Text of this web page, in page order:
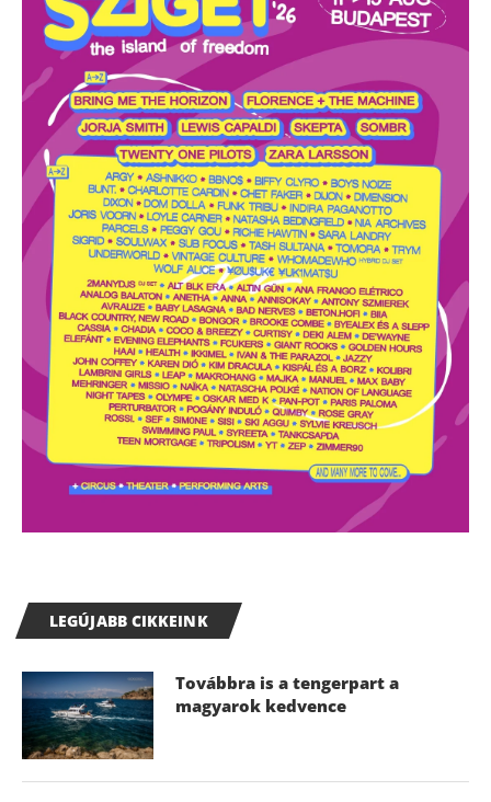
LEGÚJABB CIKKEINK
Továbbra is a tengerpart a
magyarok kedvence